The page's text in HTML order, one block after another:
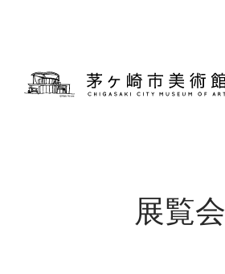
展覧会